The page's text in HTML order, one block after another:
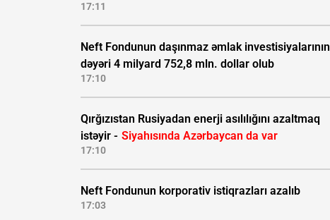
17:11
Neft Fondunun daşınmaz əmlak investisiyalarının
dəyəri 4 milyard 752,8 mln. dollar olub
17:10
Qırğızıstan Rusiyadan enerji asılılığını azaltmaq
istəyir - Siyahısında Azərbaycan da var
17:10
Neft Fondunun korporativ istiqrazları azalıb
17:03